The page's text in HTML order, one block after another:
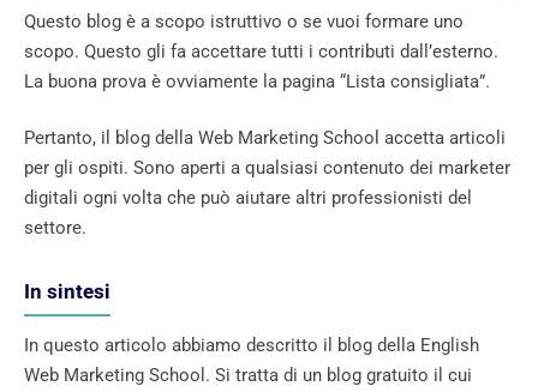
Questo blog è a scopo istruttivo o se vuoi formare uno
scopo. Questo gli fa accettare tutti i contributi dall’esterno.
La buona prova è ovviamente la pagina “Lista consigliata”.
Pertanto, il blog della Web Marketing School accetta articoli
per gli ospiti. Sono aperti a qualsiasi contenuto dei marketer
digitali ogni volta che può aiutare altri professionisti del
settore.
In sintesi
In questo articolo abbiamo descritto il blog della English
Web Marketing School. Si tratta di un blog gratuito il cui